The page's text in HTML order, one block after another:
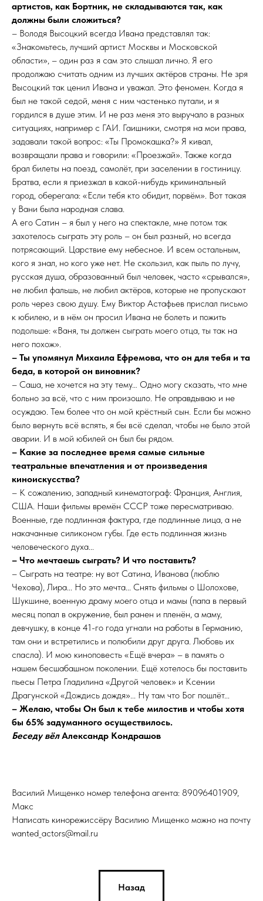
артистов, как Бортник, не складываются так, как
должны были сложиться?
– Володя Высоцкий всегда Ивана представлял так:
«Знакомьтесь, лучший артист Москвы и Московской
области», – один раз я сам это слышал лично. Я его
продолжаю считать одним из лучших актёров страны. Не зря
Высоцкий так ценил Ивана и уважал. Это феномен. Когда я
был не такой седой, меня с ним частенько путали, и я
гордился в душе этим. И не раз меня это выручало в разных
ситуациях, например с ГАИ. Гаишники, смотря на мои права,
задавали такой вопрос: «Ты Промокашка?» Я кивал,
возвращали права и говорили: «Проезжай». Также когда
брал билеты на поезд, самолёт, при заселении в гостиницу.
Братва, если я приезжал в какой-нибудь криминальный
город, оберегала: «Если тебя кто обидит, порвём». Вот такая
у Вани была народная слава.
А его Сатин – я был у него на спектакле, мне потом так
захотелось сыграть эту роль – он был разный, но всегда
потрясающий. Царствие ему небесное. И всем остальным,
кого я знал, но кого уже нет. Не скользил, как пыль по лучу,
русская душа, образованный был человек, часто «срывался»,
не любил фальшь, не любил актёров, которые не пропускают
роль через свою душу. Ему Виктор Астафьев прислал письмо
к юбилею, и в нём он просил Ивана не болеть и пожить
подольше: «Ваня, ты должен сыграть моего отца, ты так на
него похож».
– Ты упомянул Михаила Ефремова, что он для тебя и та
беда, в которой он виновник?
– Саша, не хочется на эту тему… Одно могу сказать, что мне
больно за всё, что с ним произошло. Не оправдываю и не
осуждаю. Тем более что он мой крёстный сын. Если бы можно
было вернуть всё вспять, я бы всё сделал, чтобы не было этой
аварии. И в мой юбилей он был бы рядом.
– Какие за последнее время самые сильные
театральные впечатления и от произведения
киноискусства?
– К сожалению, западный кинематограф: Франция, Англия,
США. Наши фильмы времён СССР тоже пересматриваю.
Военные, где подлинная фактура, где подлинные лица, а не
накачанные силиконом губы. Где есть подлинная жизнь
человеческого духа...
– Что мечтаешь сыграть? И что поставить?
– Сыграть на театре: ну вот Сатина, Иванова (люблю
Чехова), Лира... Но это мечта... Снять фильмы о Шолохове,
Шукшине, военную драму моего отца и мамы (папа в первый
месяц попал в окружение, был ранен и пленён, а маму,
девчушку, в конце 41-го года угнали на работы в Германию,
там они и встретились и полюбили друг друга. Любовь их
спасла). И мою киноповесть «Ещё вчера» – в память о
нашем бесшабашном поколении. Ещё хотелось бы поставить
пьесы Петра Гладилина «Другой человек» и Ксении
Драгунской «Дождись дождя»... Ну там что Бог пошлёт...
– Желаю, чтобы Он был к тебе милостив и чтобы хотя
бы 65% задуманного осуществилось.
Беседу вёл Александр Кондрашов
Василий Мищенко номер телефона агента: 89096401909,
Макс
Написать кинорежиссёру Василию Мищенко можно на почту
wanted_actors@mail.ru
Назад